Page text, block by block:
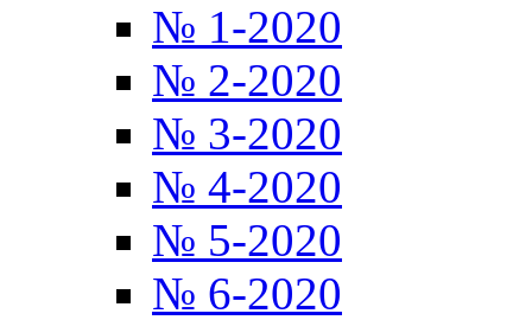
№ 1-2020
№ 2-2020
№ 3-2020
№ 4-2020
№ 5-2020
№ 6-2020